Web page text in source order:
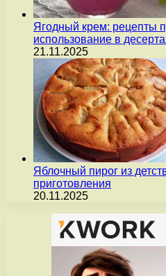
Ягодный крем: рецепты
использование в
21.11.2025
Яблочный пирог из
приготовления
20.11.2025